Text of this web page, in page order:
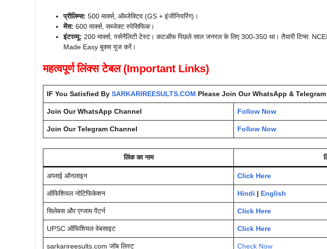
प्रीलिम्स: 500 मार्क्स, ऑब्जेक्टिव (GS + इंजीनियरिंग)।
मेंस: 600 मार्क्स, सब्जेक्ट स्पेसिफिक।
इंटरव्यू: 200 मार्क्स, पर्सनैलिटी टेस्ट। कटऑफ पिछले साल जनरल के लिए 300-350 था। तैयारी टिप्स:
Made Easy बुक्स यूज करें।
महत्वपूर्ण लिंक्स टेबल (Important Links)
IF You Satisfied By SARKARIREESULTS.COM Please Join Our WhatsApp &
Join Our WhatsApp Channel Follow Now
Join Our Telegram Channel Follow Now
लिंक का नाम
अप्लाई ऑनलाइन Click Here
ऑफिशियल नोटिफिकेशन Hindi | English
सिलेबस और एग्जाम पैटर्न Click Here
UPSC ऑफिशियल वेबसाइट Click Here
sarkarireesults.com जॉब लिस्ट Check Now